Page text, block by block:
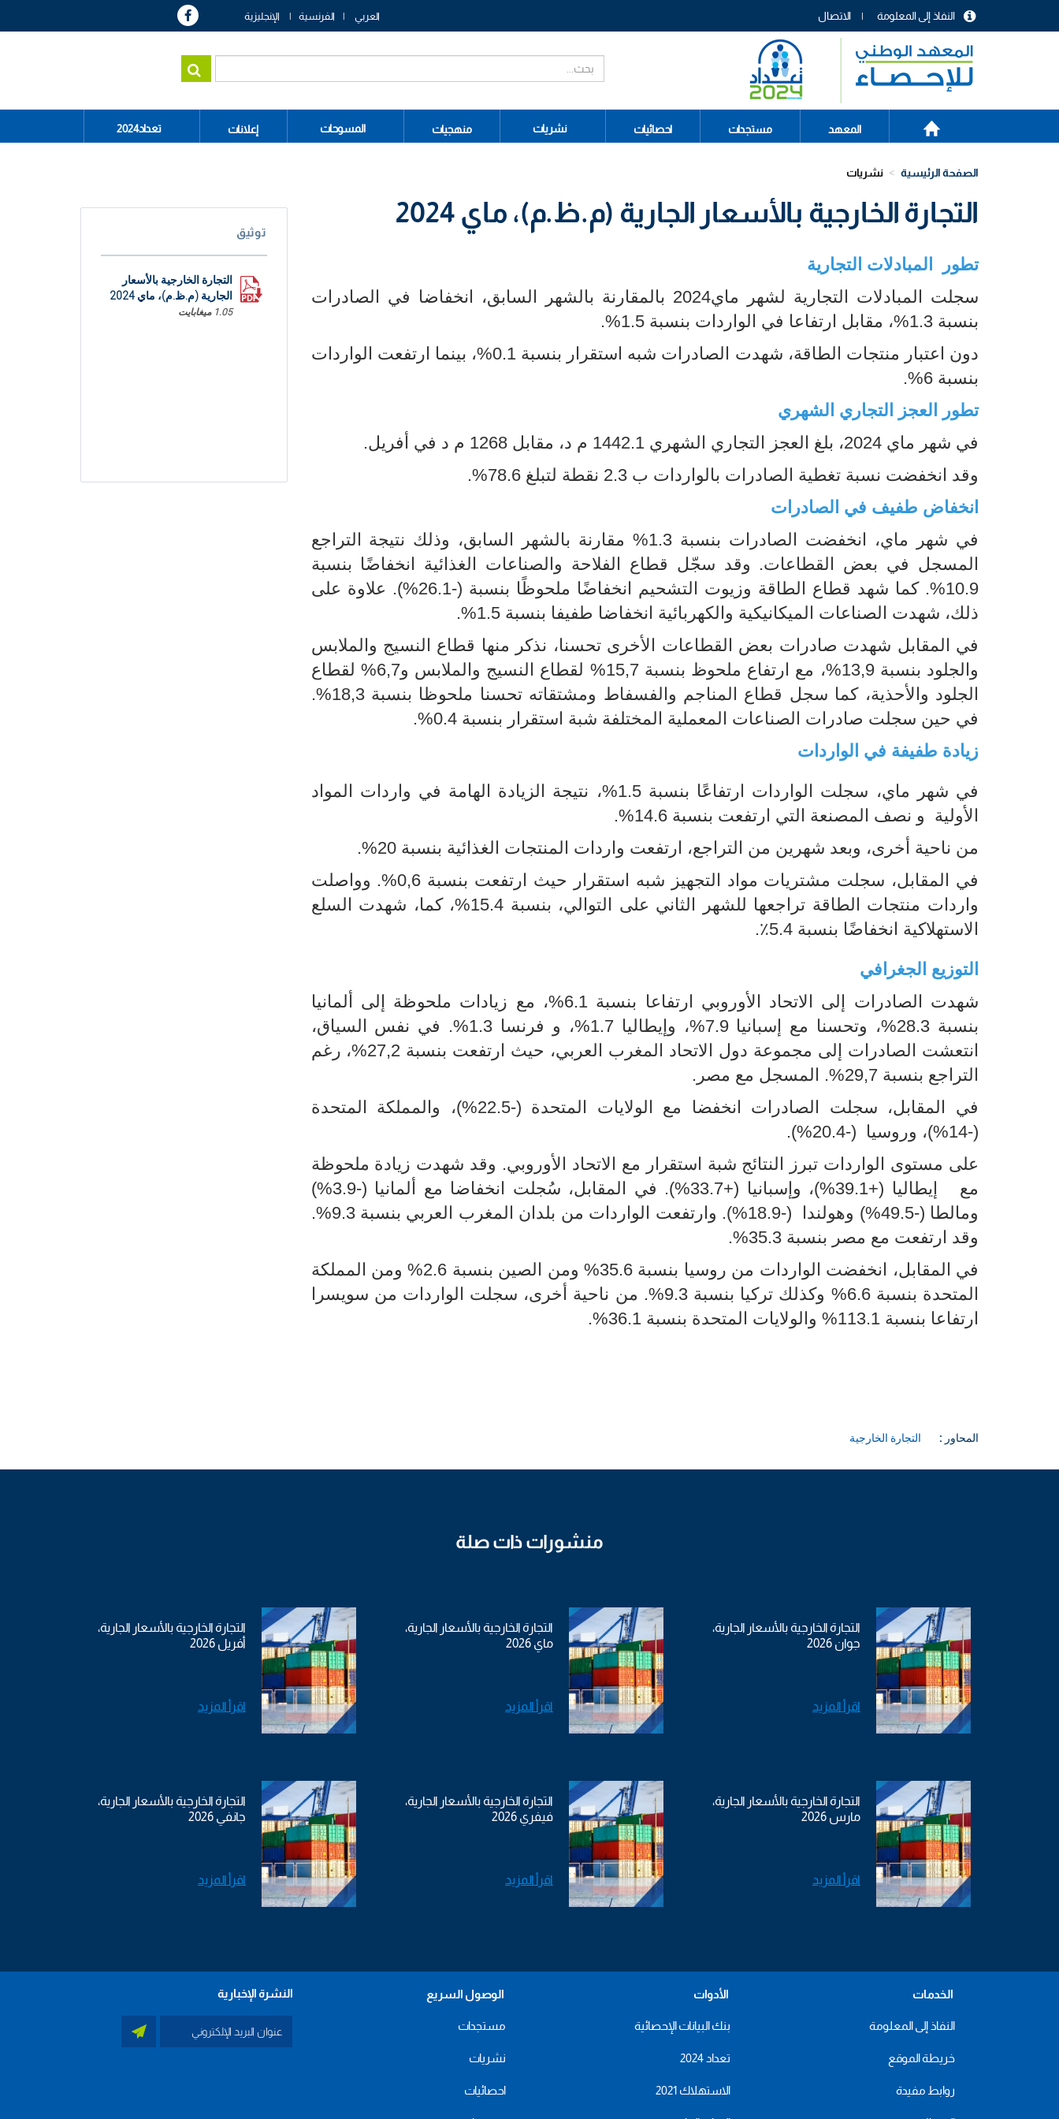
menu
header
الاتصال النفاذ إلى المعلومة العربي الفرنسية الإنجليزية
Main
navigation
الرئيسية
المعهد مستجدات احصائيات نشريات منهجيات المسوحات إعلانات تعداد2024
الصفحة الرئيسية نشريات
التجارة الخارجية بالأسعار الجارية (م.ظ.م)، ماي 2024
تطور المبادلات التجارية
سجلت المبادلات التجارية لشهر ماي2024 بالمقارنة بالشهر السابق، انخفاضا في الصادرات
بنسبة 1.3%، مقابل ارتفاعا في الواردات بنسبة 1.5%.
دون اعتبار منتجات الطاقة، شهدت الصادرات شبه استقرار بنسبة 0.1%، بينما ارتفعت الواردات
بنسبة 6%.
تطور العجز التجاري الشهري
في شهر ماي 2024، بلغ العجز التجاري الشهري 1442.1 م د، مقابل 1268 م د في أفريل.
وقد انخفضت نسبة تغطية الصادرات بالواردات ب 2.3 نقطة لتبلغ 78.6%.
انخفاض طفيف في الصادرات
في شهر ماي، انخفضت الصادرات بنسبة 1.3% مقارنة بالشهر السابق، وذلك نتيجة التراجع
المسجل في بعض القطاعات. وقد سجّل قطاع الفلاحة والصناعات الغذائية انخفاضًا بنسبة
10.9%. كما شهد قطاع الطاقة وزيوت التشحيم انخفاضًا ملحوظًا بنسبة (-26.1%). علاوة على
ذلك، شهدت الصناعات الميكانيكية والكهربائية انخفاضا طفيفا بنسبة 1.5%.
في المقابل شهدت صادرات بعض القطاعات الأخرى تحسنا، نذكر منها قطاع النسيج والملابس
والجلود بنسبة 13,9%، مع ارتفاع ملحوظ بنسبة 15,7% لقطاع النسيج والملابس و6,7% لقطاع
الجلود والأحذية، كما سجل قطاع المناجم والفسفاط ومشتقاته تحسنا ملحوظا بنسبة 18,3%.
في حين سجلت صادرات الصناعات المعملية المختلفة شبة استقرار بنسبة 0.4%.
زيادة طفيفة في الواردات
في شهر ماي، سجلت الواردات ارتفاعًا بنسبة 1.5%، نتيجة الزيادة الهامة في واردات المواد
الأولية و نصف المصنعة التي ارتفعت بنسبة 14.6%.
من ناحية أخرى، وبعد شهرين من التراجع، ارتفعت واردات المنتجات الغذائية بنسبة 20%.
في المقابل، سجلت مشتريات مواد التجهيز شبه استقرار حيث ارتفعت بنسبة 0,6%. وواصلت
واردات منتجات الطاقة تراجعها للشهر الثاني على التوالي، بنسبة 15.4%، كما، شهدت السلع
الاستهلاكية انخفاضًا بنسبة 5.4٪.
التوزيع الجغرافي
شهدت الصادرات إلى الاتحاد الأوروبي ارتفاعا بنسبة 6.1%، مع زيادات ملحوظة إلى ألمانيا
بنسبة 28.3%، وتحسنا مع إسبانيا 7.9%، وإيطاليا 1.7%، و فرنسا 1.3%. في نفس السياق،
انتعشت الصادرات إلى مجموعة دول الاتحاد المغرب العربي، حيث ارتفعت بنسبة 27,2%، رغم
التراجع بنسبة 29,7%. المسجل مع مصر.
في المقابل، سجلت الصادرات انخفضا مع الولايات المتحدة (-22.5%)، والمملكة المتحدة
(-14%)، وروسيا (-20.4%).
على مستوى الواردات تبرز النتائج شبة استقرار مع الاتحاد الأوروبي. وقد شهدت زيادة ملحوظة
مع إيطاليا (+39.1%)، وإسبانيا (+33.7%). في المقابل، سُجلت انخفاضا مع ألمانيا (-3.9%)
ومالطا (-49.5%) وهولندا (-18.9%). وارتفعت الواردات من بلدان المغرب العربي بنسبة 9.3%.
وقد ارتفعت مع مصر بنسبة 35.3%.
في المقابل، انخفضت الواردات من روسيا بنسبة 35.6% ومن الصين بنسبة 2.6% ومن المملكة
المتحدة بنسبة 6.6% وكذلك تركيا بنسبة 9.3%. من ناحية أخرى، سجلت الواردات من سويسرا
ارتفاعا بنسبة 113.1% والولايات المتحدة بنسبة 36.1%.
المحاور : التجارة الخارجية
توثيق
التجارة الخارجية بالأسعار
الجارية (م.ظ.م)، ماي 2024
1.05 ميغابايت
منشورات ذات صلة
التجارة الخارجية بالأسعار الجارية،
جوان 2026
اقرأ المزيد
التجارة الخارجية بالأسعار الجارية،
ماي 2026
اقرأ المزيد
التجارة الخارجية بالأسعار الجارية،
أفريل 2026
اقرأ المزيد
التجارة الخارجية بالأسعار الجارية،
مارس 2026
اقرأ المزيد
التجارة الخارجية بالأسعار الجارية،
فيفري 2026
اقرأ المزيد
التجارة الخارجية بالأسعار الجارية،
جانفي 2026
اقرأ المزيد
الخدمات
النفاذ إلى المعلومة
خريطة الموقع
روابط مفيدة
الأدوات
بنك البيانات الإحصائية
تعداد 2024
الاستهلاك 2021
الوصول السريع
مستجدات
نشريات
احصائيات
النشرة الإخبارية